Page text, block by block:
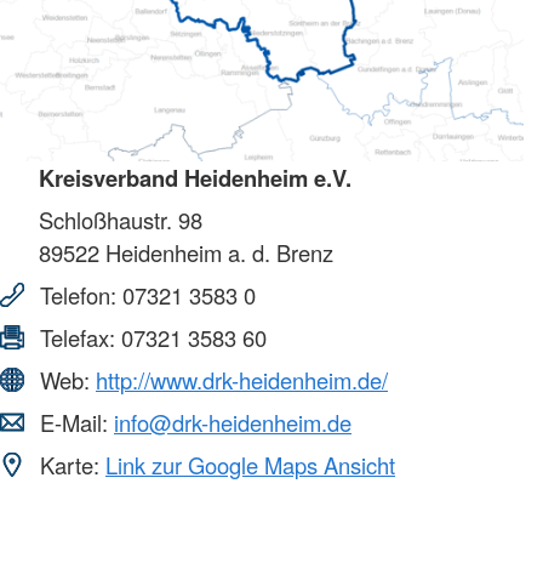
Kreisverband Heidenheim e.V.
Schloßhaustr. 98
89522 Heidenheim a. d. Brenz
Telefon: 07321 3583 0
Telefax: 07321 3583 60
Web: http://www.drk-heidenheim.de/
E-Mail: info@drk-heidenheim.de
Karte: Link zur Google Maps Ansicht